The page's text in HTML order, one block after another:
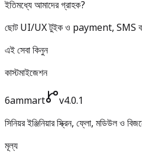
ইতিমধ্যে আমাদের গ্রাহক?
ছোট UI/UX টুইক ও payment, SMS বা
এই সেবা কিনুন
কাস্টমাইজেশন
6ammart
v4.0.1
সিনিয়র ইঞ্জিনিয়ার স্ক্রিন, ফ্লো, মডিউল ও
মূল্য